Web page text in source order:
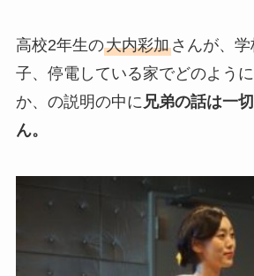
高校2年生の大内彩加さんが、
子、停電している家でどのよう
か、の説明の中に兄弟の話は一
ん。